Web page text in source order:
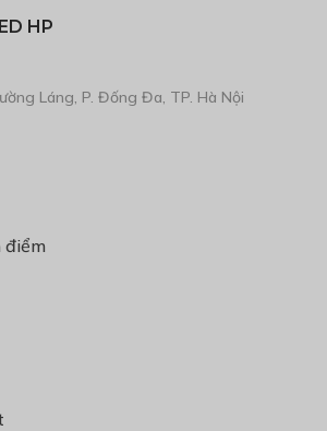
HP
Láng, P. Đống Đa, TP. Hà Nội
điểm